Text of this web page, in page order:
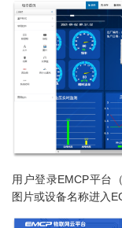
用户登录EMCP平台（
图片或设备名称进入